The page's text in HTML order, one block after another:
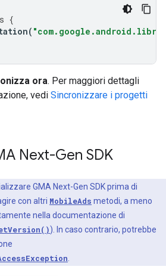
{
(
ora. Per maggiori dettagli
vedi Sincronizzare i progetti
Next-Gen SDK
GMA Next-Gen SDKprima di
con altri MobileAds metodi, a meno
nella documentazione di
). In caso contrario, potrebbe